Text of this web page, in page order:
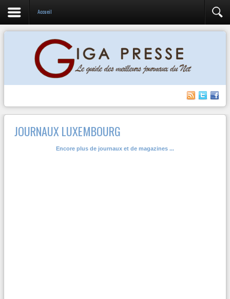
Accueil
JOURNAUX LUXEMBOURG
Encore plus de journaux et de magazines ...